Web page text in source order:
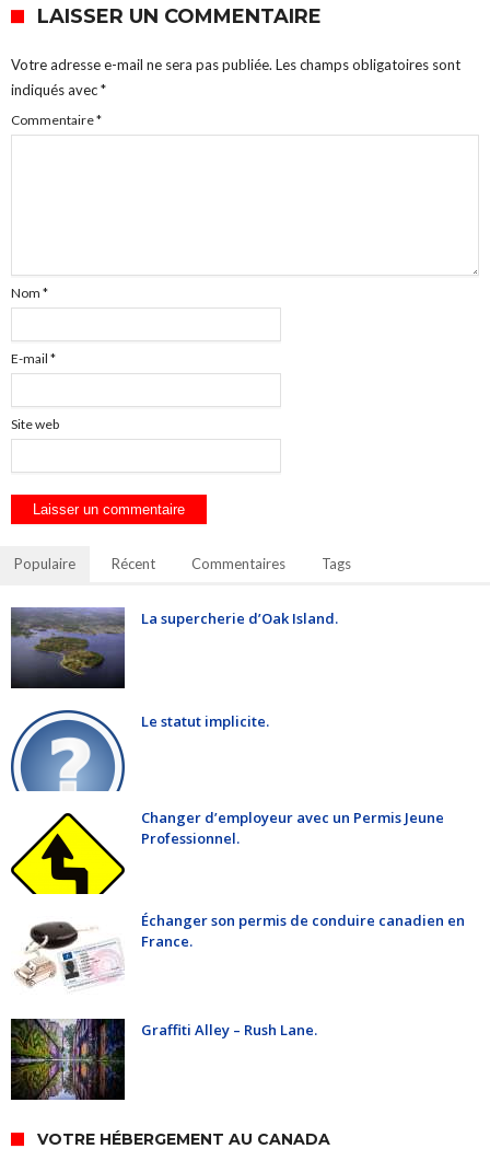
LAISSER UN COMMENTAIRE
Votre adresse e-mail ne sera pas publiée. Les champs obligatoires sont
indiqués avec*
Commentaire*
Nom *
E-mail *
Site web
Populaire Récent Commentaires Tags
La supercherie d’Oak Island.
Le statut implicite.
Changer d’employeur avec un Permis Jeune
Professionnel.
Échanger son permis de conduire canadien en
France.
Graffiti Alley – Rush Lane.
VOTRE HÉBERGEMENT AU CANADA